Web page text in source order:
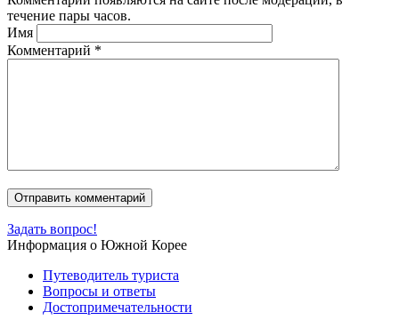
течение пары часов.
Имя
Комментарий *
Задать вопрос!
Информация о Южной Корее
Путеводитель туриста
Вопросы и ответы
Достопримечательности